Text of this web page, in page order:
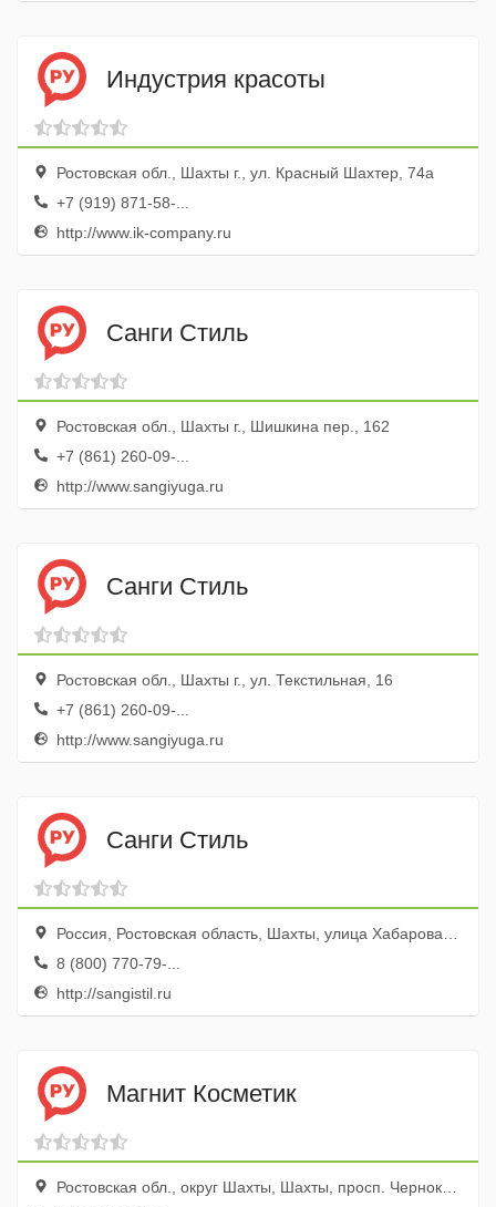
Индустрия красоты
Ростовская обл., Шахты г., ул. Красный Шахтер, 74а
+7 (919) 871-58-...
http://www.ik-company.ru
Санги Стиль
Ростовская обл., Шахты г., Шишкина пер., 162
+7 (861) 260-09-...
http://www.sangiyuga.ru
Санги Стиль
Ростовская обл., Шахты г., ул. Текстильная, 16
+7 (861) 260-09-...
http://www.sangiyuga.ru
Санги Стиль
Россия, Ростовская область, Шахты, улица Хабарова, 30А
8 (800) 770-79-...
http://sangistil.ru
Магнит Косметик
Ростовская обл., округ Шахты, Шахты, просп. Чернокозова, 80